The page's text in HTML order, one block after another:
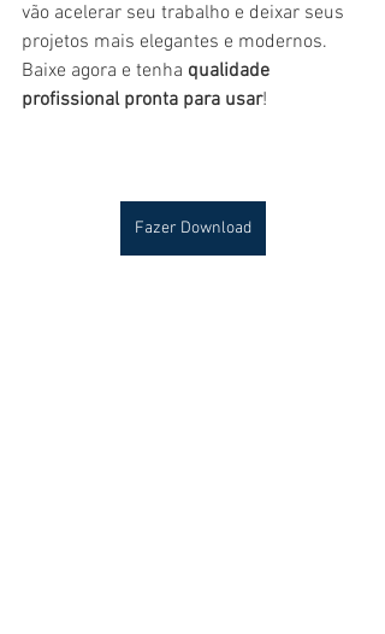
vão acelerar seu trabalho e deixar seus
projetos mais elegantes e modernos.
Baixe agora e tenha qualidade
profissional pronta para usar!
Fazer Download